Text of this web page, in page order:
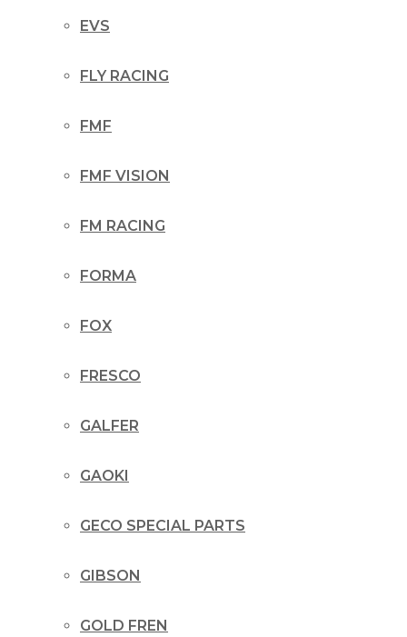
EVS
FLY RACING
FMF
FMF VISION
FM RACING
FORMA
FOX
FRESCO
GALFER
GAOKI
GECO SPECIAL PARTS
GIBSON
GOLD FREN